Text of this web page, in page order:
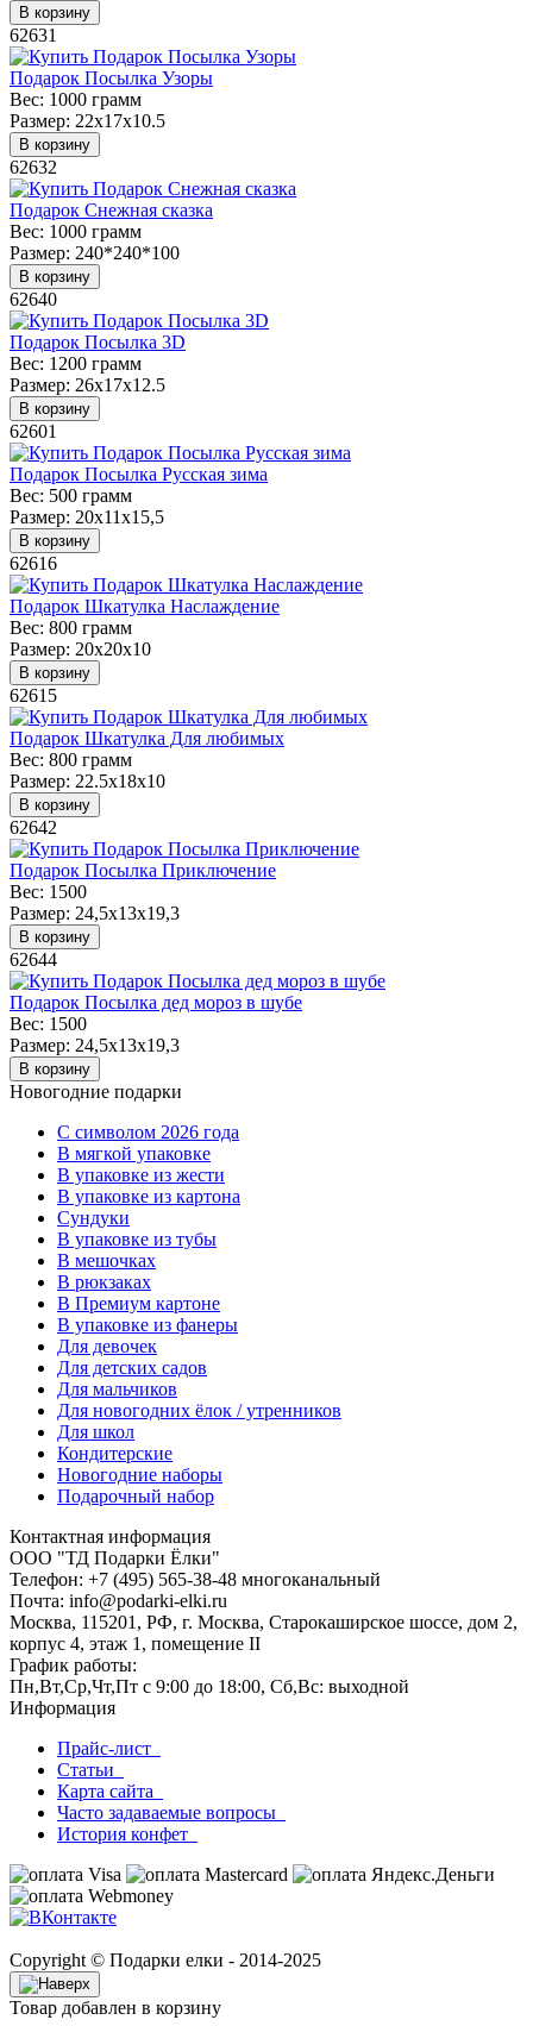
В корзину
62631
Подарок Посылка Узоры
Вес: 1000 грамм
Размер: 22х17х10.5
В корзину
62632
Подарок Снежная сказка
Вес: 1000 грамм
Размер: 240*240*100
В корзину
62640
Подарок Посылка 3D
Вес: 1200 грамм
Размер: 26х17х12.5
В корзину
62601
Подарок Посылка Русская зима
Вес: 500 грамм
Размер: 20х11х15,5
В корзину
62616
Подарок Шкатулка Наслаждение
Вес: 800 грамм
Размер: 20х20х10
В корзину
62615
Подарок Шкатулка Для любимых
Вес: 800 грамм
Размер: 22.5x18x10
В корзину
62642
Подарок Посылка Приключение
Вес: 1500
Размер: 24,5x13x19,3
В корзину
62644
Подарок Посылка дед мороз в шубе
Вес: 1500
Размер: 24,5x13x19,3
В корзину
Новогодние подарки
C символом 2026 года
В мягкой упаковке
В упаковке из жести
В упаковке из картона
Сундуки
В упаковке из тубы
В мешочках
В рюкзаках
В Премиум картоне
В упаковке из фанеры
Для девочек
Для детских садов
Для мальчиков
Для новогодних ёлок / утренников
Для школ
Кондитерские
Новогодние наборы
Подарочный набор
Контактная информация
ООО "ТД Подарки Ёлки"
Телефон: +7 (495) 565-38-48 многоканальный
Почта: info@podarki-elki.ru
Москва, 115201, РФ, г. Москва, Старокаширское шоссе, дом 2,
корпус 4, этаж 1, помещение II
График работы:
Пн,Вт,Ср,Чт,Пт с 9:00 до 18:00, Сб,Вс: выходной
Информация
Прайс-лист
Статьи
Карта сайта
Часто задаваемые вопросы
История конфет
Copyright © Подарки елки - 2014-2025
Товар добавлен в корзину